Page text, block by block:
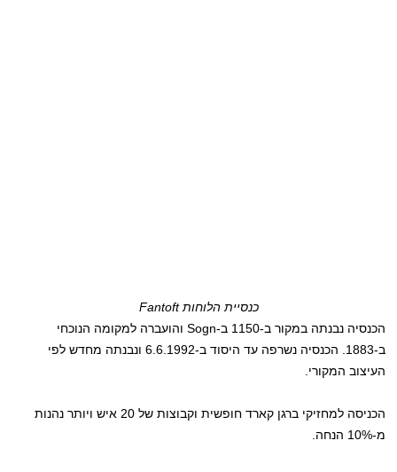
כנסיית הלוחות Fantoft
הכנסיה נבנתה במקור ב-1150 ב-Sogn והועברה למקומה הנוכחי
ב-1883. הכנסיה נשרפה עד היסוד ב-6.6.1992 ונבנתה מחדש לפי
העיצוב המקורי.
הכניסה למחזיקי ברגן קארד חופשית וקבוצות של 20 איש ויותר נהנות
מ-10% הנחה.